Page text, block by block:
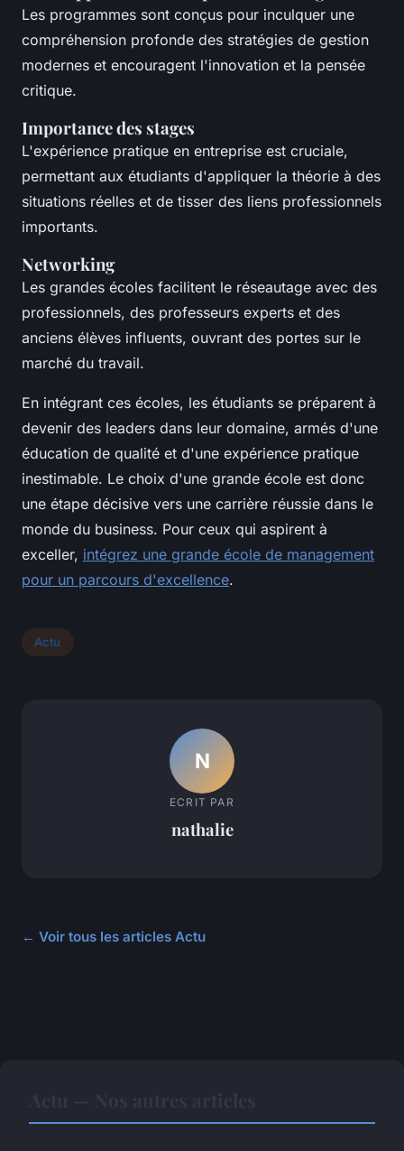
Les programmes sont conçus pour inculquer une
compréhension profonde des stratégies de gestion
modernes et encouragent l'innovation et la pensée
critique.
Importance des stages
L'expérience pratique en entreprise est cruciale,
permettant aux étudiants d'appliquer la théorie à des
situations réelles et de tisser des liens professionnels
importants.
Networking
Les grandes écoles facilitent le réseautage avec des
professionnels, des professeurs experts et des
anciens élèves influents, ouvrant des portes sur le
marché du travail.
En intégrant ces écoles, les étudiants se préparent à
devenir des leaders dans leur domaine, armés d'une
éducation de qualité et d'une expérience pratique
inestimable. Le choix d'une grande école est donc
une étape décisive vers une carrière réussie dans le
monde du business. Pour ceux qui aspirent à
exceller, intégrez une grande école de management
pour un parcours d'excellence.
Actu
N
ECRIT PAR
nathalie
← Voir tous les articles Actu